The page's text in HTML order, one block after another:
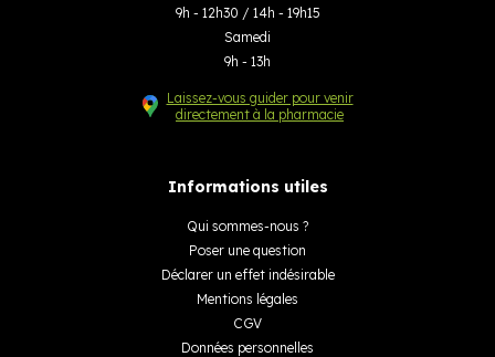
9h - 12h30 / 14h - 19h15
Samedi
9h - 13h
Laissez-vous guider pour venir
directement à la pharmacie
Informations utiles
Qui sommes-nous ?
Poser une question
Déclarer un effet indésirable
Mentions légales
CGV
Données personnelles